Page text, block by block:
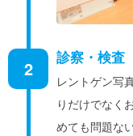
2 診察・検査
レントゲン写
りだけでなく
めても問題な